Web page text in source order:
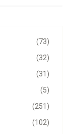
(73)
(32)
(31)
(5)
(251)
(102)